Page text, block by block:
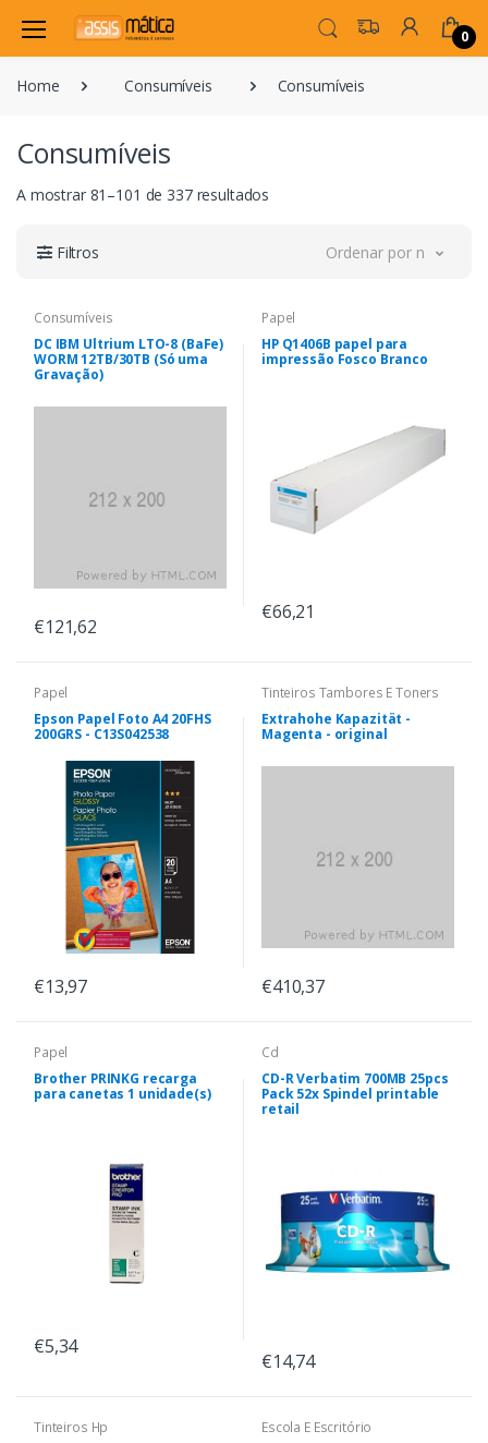
0
Home Consumíveis Consumíveis
Consumíveis
A mostrar 81–101 de 337 resultados
Filtros Ordenar por novidade
Consumíveis
DC IBM Ultrium LTO-8 (BaFe)
WORM 12TB/30TB (Só uma
Gravação)
€121,62
Papel
HP Q1406B papel para
impressão Fosco Branco
€66,21
Papel
Epson Papel Foto A4 20FHS
200GRS - C13S042538
€13,97
Tinteiros Tambores E Toners
Extrahohe Kapazität -
Magenta - original
€410,37
Papel
Brother PRINKG recarga
para canetas 1 unidade(s)
€5,34
Cd
CD-R Verbatim 700MB 25pcs
Pack 52x Spindel printable
retail
€14,74
Tinteiros Hp
Escola E Escritório